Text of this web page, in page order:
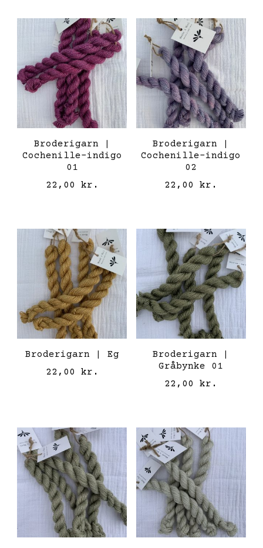
Broderigarn |
Cochenille-indigo
01
22,00 kr.
Broderigarn |
Cochenille-indigo
02
22,00kr.
Broderigarn | Eg
22,00 kr.
Broderigarn |
Gråbynke 01
22,00kr.